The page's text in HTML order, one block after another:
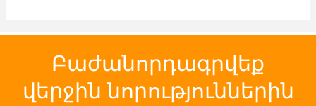
Բաժանորդագրվեք
վերջին նորություններին